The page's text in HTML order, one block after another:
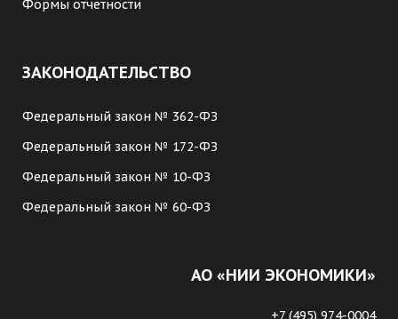
Формы отчетности
ЗАКОНОДАТЕЛЬСТВО
Федеральный закон № 362-ФЗ
Федеральный закон № 172-ФЗ
Федеральный закон № 10-ФЗ
Федеральный закон № 60-ФЗ
АО «НИИ ЭКОНОМИКИ»
+7 (495) 974-0004